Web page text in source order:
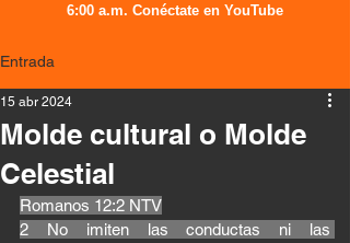
6:00 a.m. Conéctate en YouTube
Entrada
Molde cultural o Molde
Celestial
15 abr 2024
Romanos 12:2 NTV
2 No imiten las conductas ni las